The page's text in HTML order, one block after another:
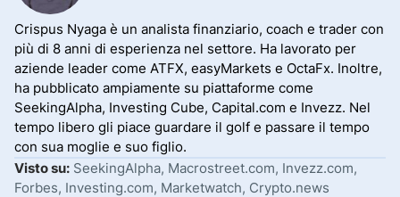
Crispus Nyaga è un analista finanziario, coach e trader con
più di 8 anni di esperienza nel settore. Ha lavorato per
aziende leader come ATFX, easyMarkets e OctaFx. Inoltre,
ha pubblicato ampiamente su piattaforme come
SeekingAlpha, Investing Cube, Capital.com e Invezz. Nel
tempo libero gli piace guardare il golf e passare il tempo
con sua moglie e suo figlio.
Visto su: SeekingAlpha, Macrostreet.com, Invezz.com,
Forbes, Investing.com, Marketwatch, Crypto.news